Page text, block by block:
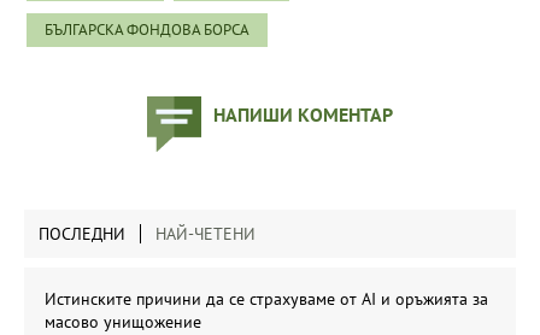
БЪЛГАРСКА ФОНДОВА БОРСА
НАПИШИ КОМЕНТАР
ПОСЛЕДНИ НАЙ-ЧЕТЕНИ
Истинските причини да се страхуваме от AI и оръжията за
масово унищожение